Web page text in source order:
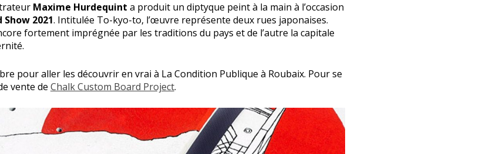
Maxime Hurdequint a produit un diptyque peint à la main à l’occasion
2021. Intitulée To-kyo-to, l’œuvre représente deux rues japonaises.
fortement imprégnée par les traditions du pays et de l’autre la capitale
pour aller les découvrir en vrai à La Condition Publique à Roubaix. Pour se
vente de Chalk Custom Board Project.